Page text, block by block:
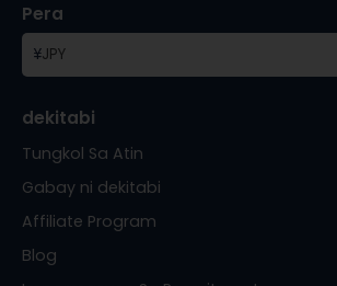
Pera
¥JPY
dekitabi
Tungkol Sa Atin
Gabay ni dekitabi
Affiliate Program
Blog